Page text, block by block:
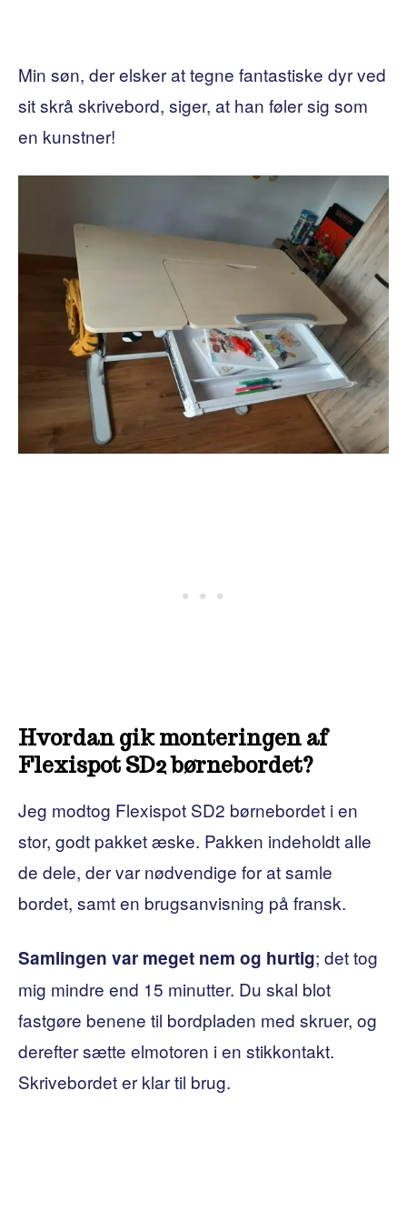
Min søn, der elsker at tegne fantastiske dyr ved
sit skrå skrivebord, siger, at han føler sig som
en kunstner!
Hvordan gik monteringen af ​​
Flexispot SD2 børnebordet?
Jeg modtog Flexispot SD2 børnebordet i en
stor, godt pakket æske. Pakken indeholdt alle
de dele, der var nødvendige for at samle
bordet, samt en brugsanvisning på fransk.
Samlingen var meget nem og hurtig; det tog
mig mindre end 15 minutter. Du skal blot
fastgøre benene til bordpladen med skruer, og
derefter sætte elmotoren i en stikkontakt.
Skrivebordet er klar til brug.